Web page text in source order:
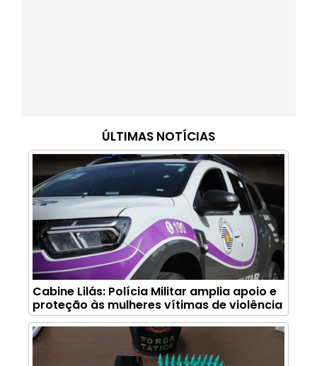
ÚLTIMAS NOTÍCIAS
Cabine Lilás: Polícia Militar amplia apoio e
proteção às mulheres vítimas de violência